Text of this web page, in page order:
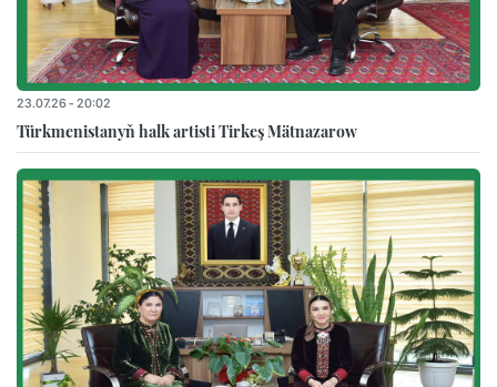
23.07.26 - 20:02
Türkmenistanyň halk artisti Tirkeş Mätnazarow